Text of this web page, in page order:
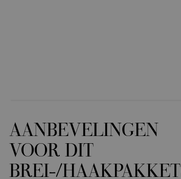
AANBEVELINGEN
VOOR DIT
BREI-/HAAKPAKKET